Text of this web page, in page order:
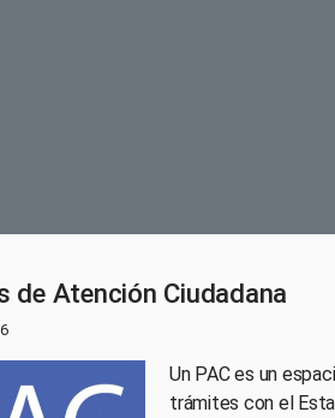
de Atención Ciudadana
Un PAC es un
trámites con el